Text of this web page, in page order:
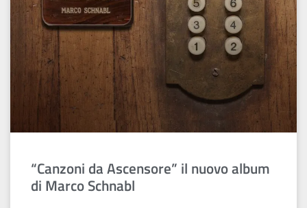
“Canzoni da Ascensore” il nuovo album
di Marco Schnabl